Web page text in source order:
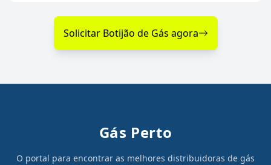
Solicitar Botijão de Gás agora
Gás Perto
O portal para encontrar as melhores distribuidoras de gás